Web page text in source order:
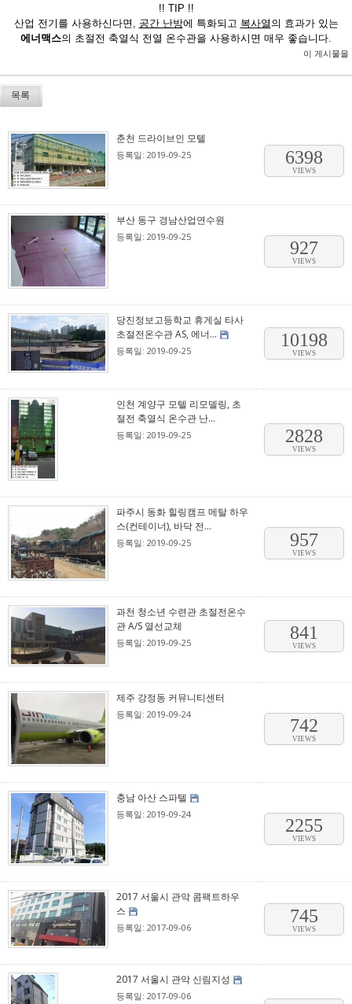
!! TIP !!
산업 전기를 사용하신다면, 공간 난방에 특화되고 복사열 의 효과가 있는
에너맥스의 초절전 축열식 전열 온수관을 사용하시면 매우 좋습니다.
이 게시물을
목록
춘천 드라이브인 모텔
등록일: 2019-09-25 6398
VIEWS
부산 동구 경남산업연수원
등록일: 2019-09-25
927
VIEWS
당진정보고등학교 휴게실 타사
초절전온수관 AS, 에너...
등록일: 2019-09-25
10198
VIEWS
인천 계양구 모텔 리모델링, 초
절전 축열식 온수관 난...
등록일: 2019-09-25 2828
VIEWS
파주시 동화 힐링캠프 메탈 하우
스(컨테이너), 바닥 전...
등록일: 2019-09-25 957
VIEWS
과천 청소년 수련관 초절전온수
관 A/S 열선교체
등록일: 2019-09-25 841
VIEWS
제주 강정동 커뮤니티센터
등록일: 2019-09-24
742
VIEWS
충남 아산 스파텔
등록일: 2019-09-24
2255
VIEWS
2017 서울시 관악 콤팩트하우
스
등록일: 2017-09-06
745
VIEWS
2017 서울시 관악 신림지성
등록일: 2017-09-06